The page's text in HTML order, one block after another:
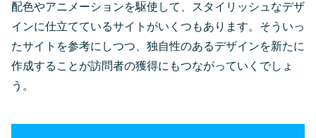
配色やアニメーションを駆使して、スタイリッシュなデザ
インに仕立てているサイトがいくつもあります。そういっ
たサイトを参考にしつつ、独自性のあるデザインを新たに
作成することが訪問者の獲得にもつながっていくでしょ
う。